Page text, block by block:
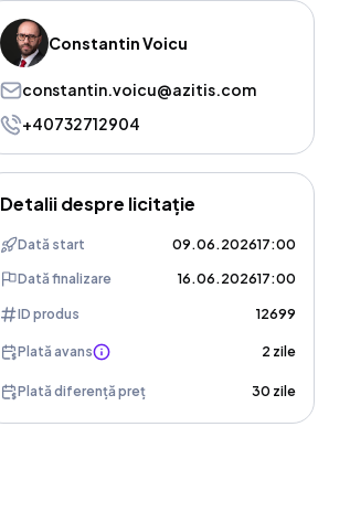
Constantin Voicu
constantin.voicu@azitis.com
+40732712904
Detalii despre licitație
Dată start 09.06.202617:00
Dată finalizare 16.06.202617:00
ID produs 12699
Plată avans 2 zile
Plată diferență preț 30 zile